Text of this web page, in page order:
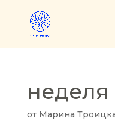
неделя
от Марина